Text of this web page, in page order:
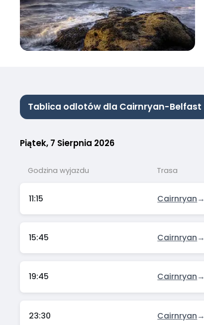
Tablica odlotów dla Cairnryan-Belfast
Piątek, 7 Sierpnia 2026
Godzina wyjazdu Trasa
11:15 Cairnryan→
15:45 Cairnryan→
19:45 Cairnryan→
23:30 Cairnryan→